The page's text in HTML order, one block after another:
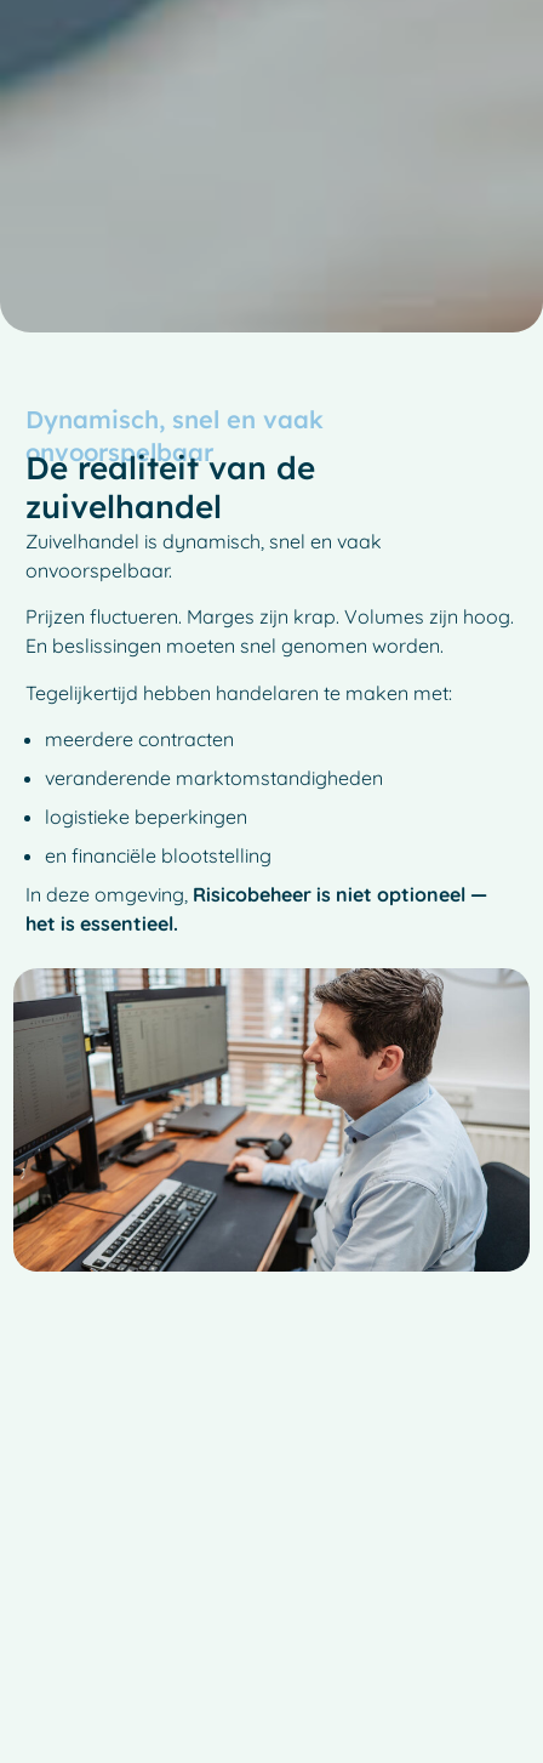
Dynamisch, snel en vaak
onvoorspelbaar
De realiteit van de
zuivelhandel
Zuivelhandel is dynamisch, snel en vaak
onvoorspelbaar.
Prijzen fluctueren. Marges zijn krap. Volumes zijn hoog.
En beslissingen moeten snel genomen worden.
Tegelijkertijd hebben handelaren te maken met:
meerdere contracten
veranderende marktomstandigheden
logistieke beperkingen
en financiële blootstelling
In deze omgeving, Risicobeheer is niet optioneel —
het is essentieel.